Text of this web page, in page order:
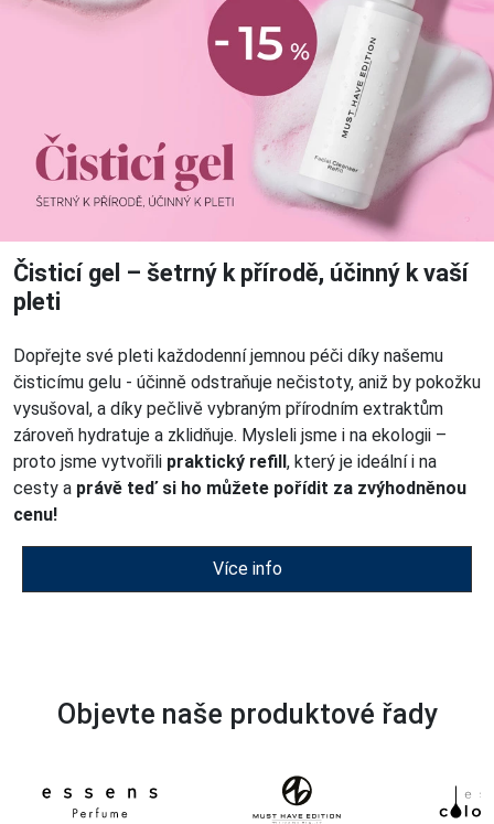
Čisticí gel – šetrný k přírodě, účinný k vaší
pleti
Dopřejte své pleti každodenní jemnou péči díky našemu
čisticímu gelu - účinně odstraňuje nečistoty, aniž by pokožku
vysušoval, a díky pečlivě vybraným přírodním extraktům
zároveň hydratuje a zklidňuje. Mysleli jsme i na ekologii –
proto jsme vytvořili praktický refill, který je ideální i na
cesty a právě teď si ho můžete pořídit za zvýhodněnou
cenu!
Více info
Objevte naše produktové řady